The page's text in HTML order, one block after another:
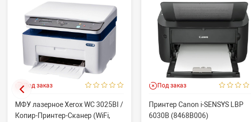
Под заказ
МФУ лазерное Xerox WC 3025BI /
Копир-Принтер-Сканер (WiFi,
Под заказ
Принтер Canon i-SENSYS LBP
6030B (8468B006)